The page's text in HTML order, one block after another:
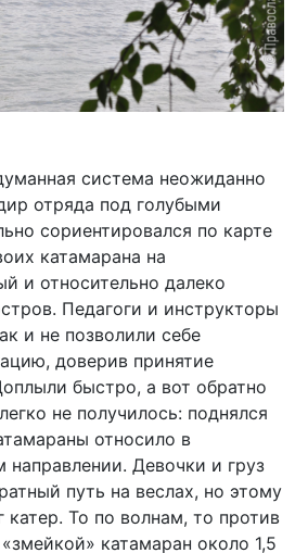
система неожиданно
отряда под голубыми
сориентировался по карте
катамарана на
и относительно далеко
Педагоги и инструкторы
и не позволили себе
доверив принятие
быстро, а вот обратно
не получилось: поднялся
относило в
Девочки и груз
путь на веслах, но этому
катер. То по волнам, то против
катамаран около 1,5